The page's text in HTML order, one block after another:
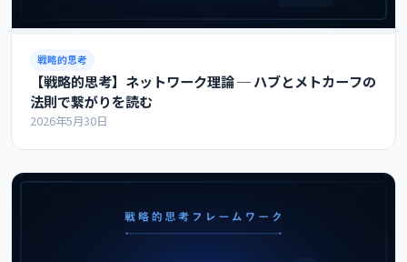
戦略的思考
【戦略的思考】ネットワーク理論 ─ ハブとメトカーフの
法則で繋がりを読む
2026年5月30日